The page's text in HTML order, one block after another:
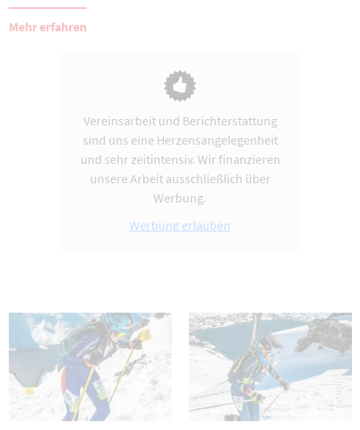
Mehr erfahren
Vereinsarbeit und Berichterstattung
sind uns eine Herzensangelegenheit
und sehr zeitintensiv. Wir finanzieren
unsere Arbeit ausschließlich über
Werbung.
Werbung erlauben